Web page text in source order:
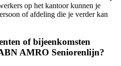
op het kantoor kunnen je
of afdeling die je verder kan
of bijeenkomsten
AMRO Seniorenlijn?